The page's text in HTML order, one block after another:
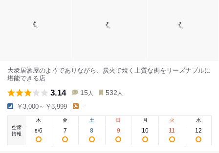
大衆居酒屋のようでありながら、炭火で焼く上質な肉をリーズナブルに
堪能できる店
3.14 15 人 532 人
￥3,000～￥3,999 -
空席
情報
木
8/6
金
7
土
8
日
9
月
10
火
11
水
12